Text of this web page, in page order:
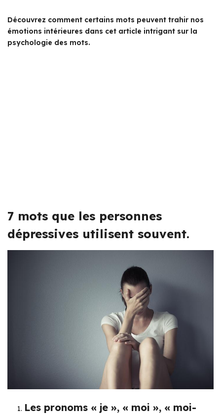
Découvrez comment certains mots peuvent trahir nos
émotions intérieures dans cet article intrigant sur la
psychologie des mots.
7 mots que les personnes
dépressives utilisent souvent.
Les pronoms « je », « moi », « moi-